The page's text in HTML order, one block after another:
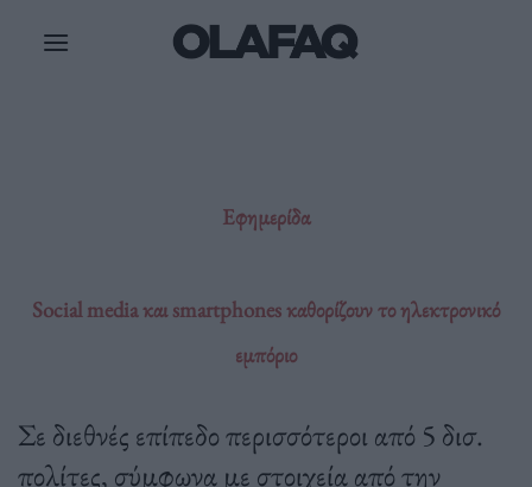
Εφημερίδα
Social media και smartphones καθορίζουν το ηλεκτρονικό
εμπόριο
Σε διεθνές επίπεδο περισσότεροι από 5 δισ.
πολίτες, σύμφωνα με στοιχεία από την